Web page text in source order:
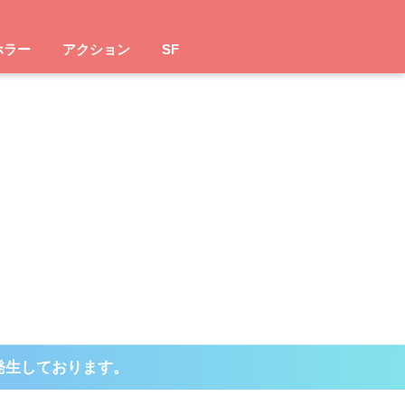
ラー アクション SF
しております。